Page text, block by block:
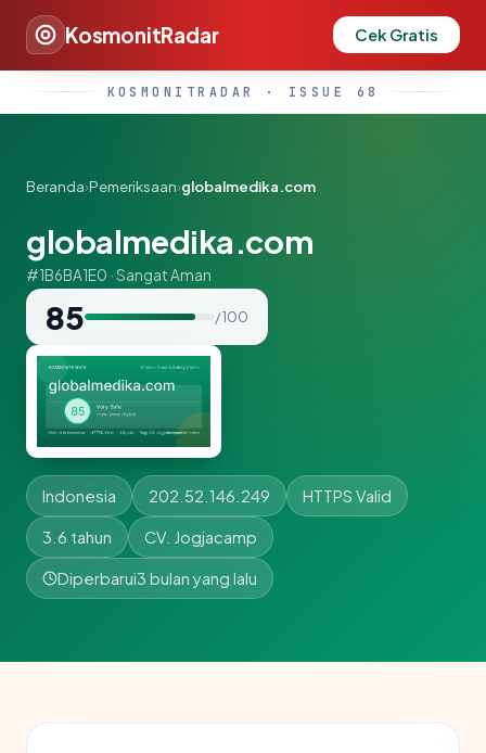
KosmonitRadar Cek Gratis
KOSMONITRADAR · ISSUE 68
Beranda›Pemeriksaan›globalmedika.com
globalmedika.com
#1B6BA1E0 · Sangat Aman
85 / 100
Indonesia 202.52.146.249 HTTPS Valid
3.6 tahun CV. Jogjacamp
Diperbarui3 bulan yang lalu